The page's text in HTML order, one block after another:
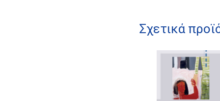
Σχετικά